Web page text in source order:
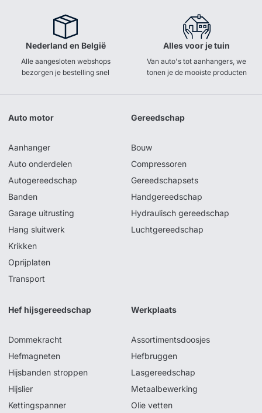
Nederland en België
Alle aangesloten webshops
bezorgen je bestelling snel
Alles voor je tuin
Van auto's tot aanhangers, we
tonen je de mooiste producten
Auto motor
Aanhanger
Auto onderdelen
Autogereedschap
Banden
Garage uitrusting
Hang sluitwerk
Krikken
Oprijplaten
Transport
Gereedschap
Bouw
Compressoren
Gereedschapsets
Handgereedschap
Hydraulisch gereedschap
Luchtgereedschap
Hef hijsgereedschap
Dommekracht
Hefmagneten
Hijsbanden stroppen
Hijslier
Kettingspanner
Werkplaats
Assortimentsdoosjes
Hefbruggen
Lasgereedschap
Metaalbewerking
Olie vetten